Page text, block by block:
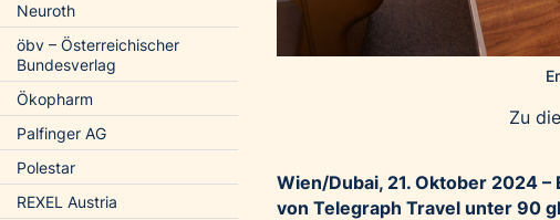
Neuroth
öbv – Österreichischer
Bundesverlag
Ökopharm
Palfinger AG
Polestar
REXEL Austria
Zu
Wien/Dubai, 21. Oktober 2024
von Telegraph Travel unter 90